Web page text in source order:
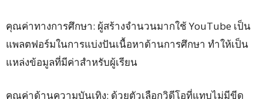
คุณค่าทางการศึกษา: ผู้สร้างจำนวนมากใช้ YouTube เป็น
แพลตฟอร์มในการแบ่งปันเนื้อหาด้านการศึกษา ทำให้เป็น
แหล่งข้อมูลที่มีค่าสำหรับผู้เรียน
คุณค่าด้านความบันเทิง: ด้วยตัวเลือกวิดีโอที่แทบไม่มีขีด